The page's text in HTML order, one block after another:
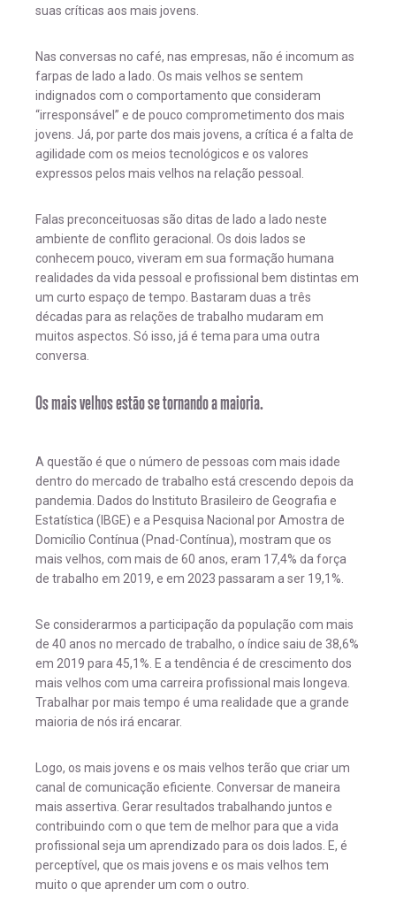
suas críticas aos mais jovens.
Nas conversas no café, nas empresas, não é incomum as
farpas de lado a lado. Os mais velhos se sentem
indignados com o comportamento que consideram
“irresponsável” e de pouco comprometimento dos mais
jovens. Já, por parte dos mais jovens, a crítica é a falta de
agilidade com os meios tecnológicos e os valores
expressos pelos mais velhos na relação pessoal.
Falas preconceituosas são ditas de lado a lado neste
ambiente de conflito geracional. Os dois lados se
conhecem pouco, viveram em sua formação humana
realidades da vida pessoal e profissional bem distintas em
um curto espaço de tempo. Bastaram duas a três
décadas para as relações de trabalho mudaram em
muitos aspectos. Só isso, já é tema para uma outra
conversa.
Os mais velhos estão se tornando a maioria.
A questão é que o número de pessoas com mais idade
dentro do mercado de trabalho está crescendo depois da
pandemia. Dados do Instituto Brasileiro de Geografia e
Estatística (IBGE) e a Pesquisa Nacional por Amostra de
Domicílio Contínua (Pnad-Contínua), mostram que os
mais velhos, com mais de 60 anos, eram 17,4% da força
de trabalho em 2019, e em 2023 passaram a ser 19,1%.
Se considerarmos a participação da população com mais
de 40 anos no mercado de trabalho, o índice saiu de 38,6%
em 2019 para 45,1%. E a tendência é de crescimento dos
mais velhos com uma carreira profissional mais longeva.
Trabalhar por mais tempo é uma realidade que a grande
maioria de nós irá encarar.
Logo, os mais jovens e os mais velhos terão que criar um
canal de comunicação eficiente. Conversar de maneira
mais assertiva. Gerar resultados trabalhando juntos e
contribuindo com o que tem de melhor para que a vida
profissional seja um aprendizado para os dois lados. E, é
perceptível, que os mais jovens e os mais velhos tem
muito o que aprender um com o outro.